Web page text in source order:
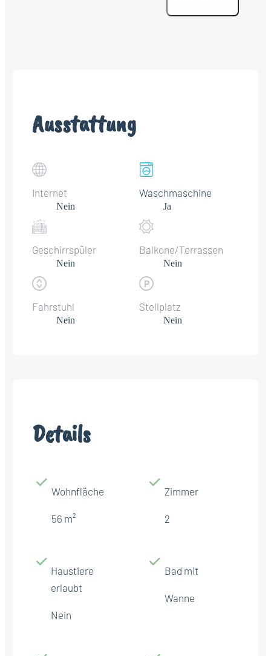
Ausstattung
Internet
Nein
Waschmaschine
Ja
Geschirrspüler
Nein
Balkone/Terrassen
Nein
Fahrstuhl
Nein
Stellplatz
Nein
Details
Wohnfläche
56 m²
Zimmer
2
Haustiere
erlaubt
Nein
Bad mit
Wanne